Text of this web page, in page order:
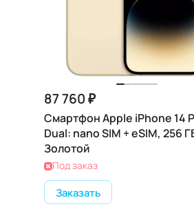
87 760 ₽
Смартфон Apple iPhone 14
Dual: nano SIM + eSIM, 256
Золотой
Под заказ
Заказать